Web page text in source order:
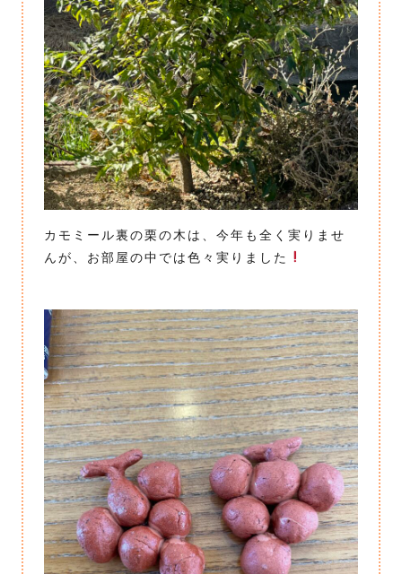
カモミール裏の栗の木は、今年も全く実りませ
んが、お部屋の中では色々実りました